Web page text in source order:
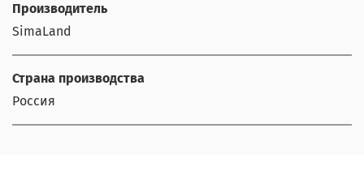
Производитель
SimaLand
Страна производства
Россия